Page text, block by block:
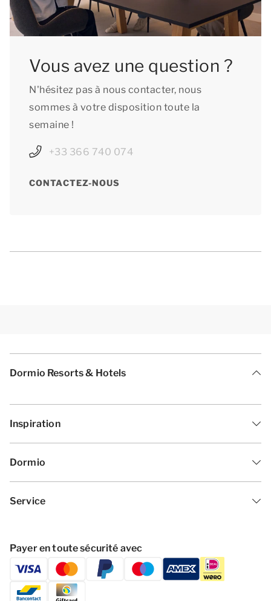
Vous avez une question ?
N'hésitez pas à nous contacter, nous
sommes à votre disposition toute la
semaine !
+33 366 740 074
CONTACTEZ-NOUS
Dormio Resorts & Hotels
Inspiration
Dormio
Service
Payer en toute sécurité avec